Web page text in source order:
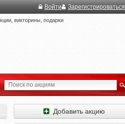
Войти Зарегистрироваться
викторины, подарки
Добавить акцию